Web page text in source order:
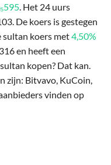
. Het 24 uurs
De koers is gestegen
sultan koers met4,50%
en heeft een
kopen? Dat kan.
zijn: Bitvavo, KuCoin,
vinden op